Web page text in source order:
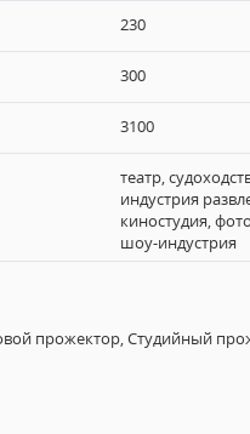
230
300
3100
театр,
индустрия
киностудия,
шоу-индустрия
прожектор, Студийный